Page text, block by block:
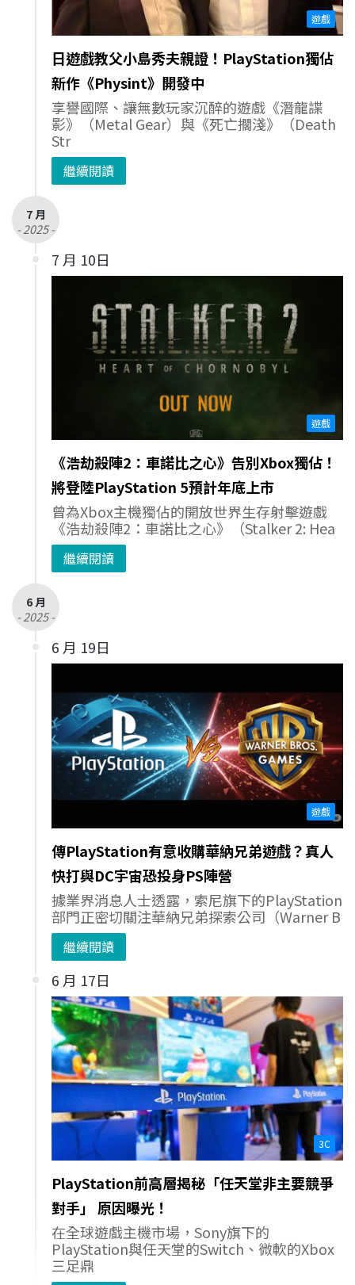
遊戲
日遊戲教父小島秀夫親證！PlayStation獨佔
新作《Physint》開發中
享譽國際、讓無數玩家沉醉的遊戲《潛龍諜
影》（Metal Gear）與《死亡擱淺》（Death
Str
繼續閱讀
7 月
- 2025 -
7 月 10日
遊戲
《浩劫殺陣2：車諾比之心》告別Xbox獨佔！
將登陸PlayStation 5預計年底上市
曾為Xbox主機獨佔的開放世界生存射擊遊戲
《浩劫殺陣2：車諾比之心》（Stalker 2: Hea
繼續閱讀
6 月
- 2025 -
6 月 19日
遊戲
傳PlayStation有意收購華納兄弟遊戲？真人
快打與DC宇宙恐投身PS陣營
據業界消息人士透露，索尼旗下的PlayStation
部門正密切關注華納兄弟探索公司（Warner B
繼續閱讀
6 月 17日
3C
PlayStation前高層揭秘「任天堂非主要競爭
對手」 原因曝光！
在全球遊戲主機市場，Sony旗下的
PlayStation與任天堂的Switch、微軟的Xbox
三足鼎